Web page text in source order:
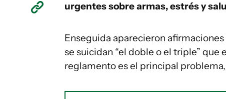
urgentes sobre armas, estrés y
Enseguida aparecieron
se suicidan “el doble o el triple” que
reglamento es el principal